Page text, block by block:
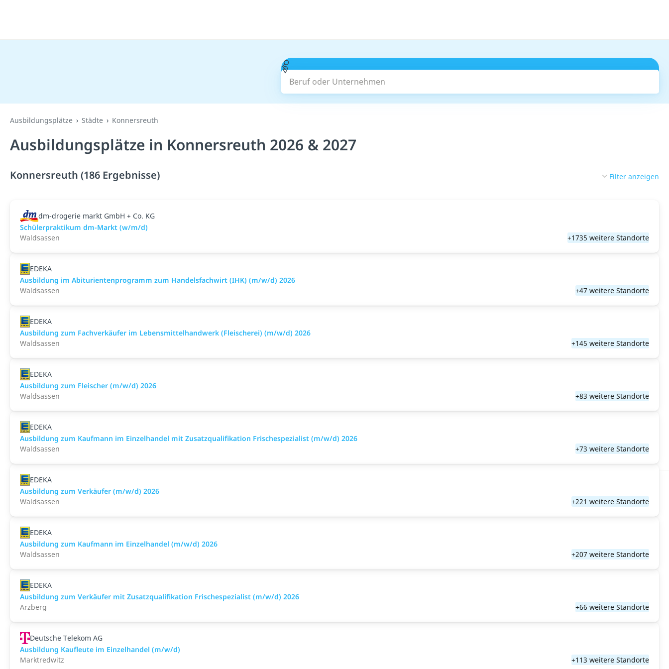
Beruf oder Unternehmen
Ausbildungsplätze Städte Konnersreuth
Ausbildungsplätze in Konnersreuth 2026 & 2027
Konnersreuth (186 Ergebnisse) Filter anzeigen
dm-drogerie markt GmbH + Co. KG
Schülerpraktikum dm-Markt (w/m/d)
Waldsassen
+1735 weitere Standorte
EDEKA
Ausbildung im Abiturientenprogramm zum Handelsfachwirt (IHK) (m/w/d) 2026
Waldsassen
+47 weitere Standorte
EDEKA
Ausbildung zum Fachverkäufer im Lebensmittelhandwerk (Fleischerei) (m/w/d) 2026
Waldsassen
+145 weitere Standorte
EDEKA
Ausbildung zum Fleischer (m/w/d) 2026
Waldsassen
+83 weitere Standorte
EDEKA
Ausbildung zum Kaufmann im Einzelhandel mit Zusatzqualifikation Frischespezialist (m/w/d) 2026
Waldsassen
+73 weitere Standorte
EDEKA
Ausbildung zum Verkäufer (m/w/d) 2026
Waldsassen
+221 weitere Standorte
EDEKA
Ausbildung zum Kaufmann im Einzelhandel (m/w/d) 2026
Waldsassen
+207 weitere Standorte
EDEKA
Ausbildung zum Verkäufer mit Zusatzqualifikation Frischespezialist (m/w/d) 2026
Arzberg
+66 weitere Standorte
Deutsche Telekom AG
Ausbildung Kaufleute im Einzelhandel (m/w/d)
Marktredwitz
+113 weitere Standorte